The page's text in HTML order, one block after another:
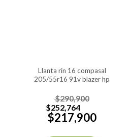
llanta rin 16 compasal
205/55r16 91v blazer hp
$290,900
$252,764
$217,900